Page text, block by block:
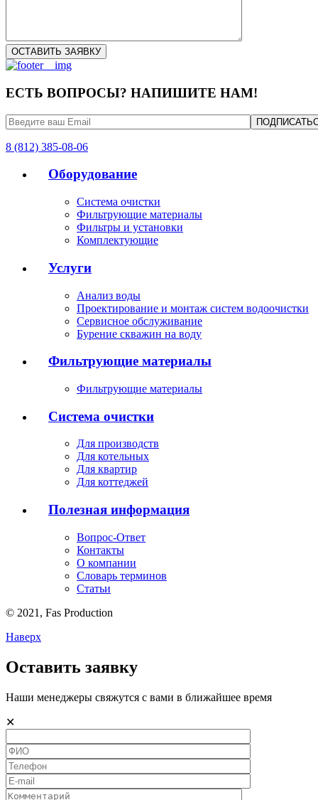
ЕСТЬ ВОПРОСЫ? НАПИШИТЕ НАМ!
8 (812) 385-08-06
Оборудование
Система очистки
Фильтрующие материалы
Фильтры и установки
Комплектующие
Услуги
Анализ воды
Проектирование и монтаж систем водоочистки
Сервисное обслуживание
Бурение скважин на воду
Фильтрующие материалы
Фильтрующие материалы
Система очистки
Для производств
Для котельных
Для квартир
Для коттеджей
Полезная информация
Вопрос-Ответ
Контакты
О компании
Словарь терминов
Статьи
© 2021, Fas Production
Наверх
Оставить заявку
Наши менеджеры свяжутся с вами в ближайшее время
✕